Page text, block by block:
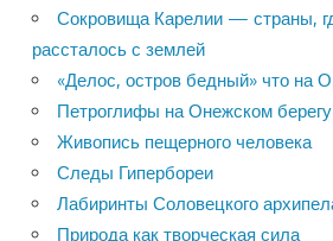
Сокровища Карелии — страны,
рассталось с землей
«Делос, остров бедный» что на
Петроглифы на Онежском берегу
Живопись пещерного человека
Следы Гипербореи
Лабиринты Соловецкого
Природа как творческая сила